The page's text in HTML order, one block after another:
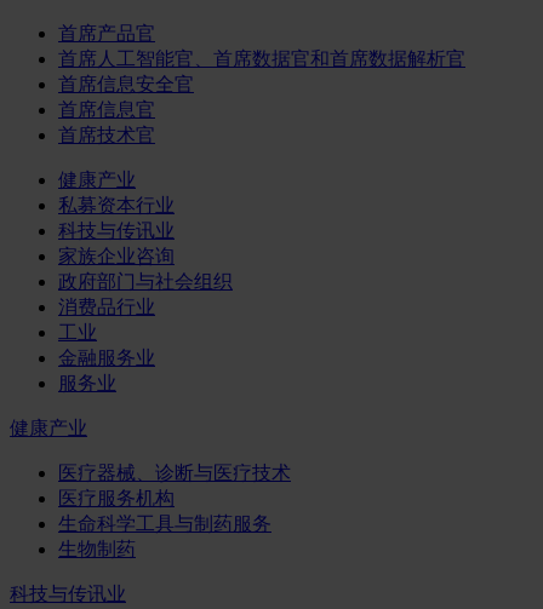
首席产品官
首席人工智能官、首席数据官和首席数据解析官
首席信息安全官
首席信息官
首席技术官
健康产业
私募资本行业
科技与传讯业
家族企业咨询
政府部门与社会组织
消费品行业
工业
金融服务业
服务业
健康产业
医疗器械、诊断与医疗技术
医疗服务机构
生命科学工具与制药服务
生物制药
科技与传讯业